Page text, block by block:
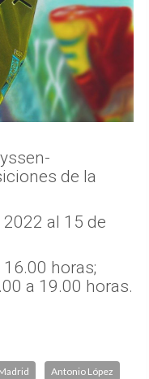
de la
al 15 de
horas;
a 19.00 horas.
Antonio López